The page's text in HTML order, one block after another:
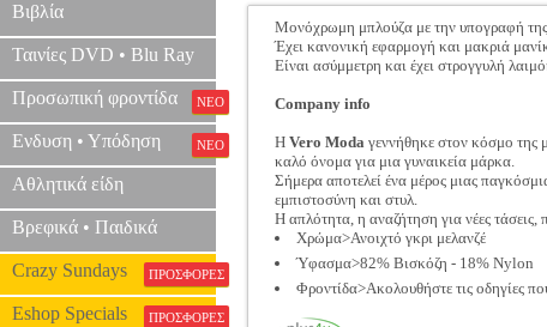
Βιβλία
Ταινίες DVD • Blu Ray
Προσωπική φροντίδα ΝΕΟ
Ενδυση • Υπόδηση ΝΕΟ
Αθλητικά είδη
Βρεφικά • Παιδικά
Crazy Sundays ΠΡΟΣΦΟΡΕΣ
Eshop Specials ΠΡΟΣΦΟΡΕΣ
Μονόχρωμη μπλούζα με την υπογραφή της
Έχει κανονική εφαρμογή και μακριά
Είναι ασύμμετρη και έχει στρογγυλή
Company info
Η Vero Moda γεννήθηκε στον κόσμο της
καλό όνομα για μια γυναικεία μάρκα.
Σήμερα αποτελεί ένα μέρος μιας
εμπιστοσύνη και στυλ.
Η απλότητα, η αναζήτηση για νέες τάσεις,
Χρώμα>Ανοιχτό γκρι μελανζέ
Ύφασμα>82% Βισκόζη - 18% Nylon
Φροντίδα>Ακολουθήστε τις οδηγίες